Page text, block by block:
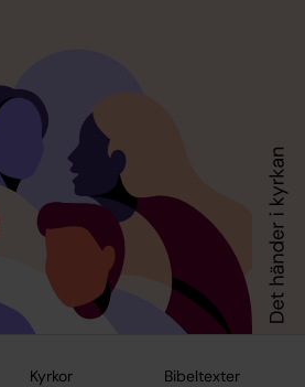
Kyrkor Bibeltexter